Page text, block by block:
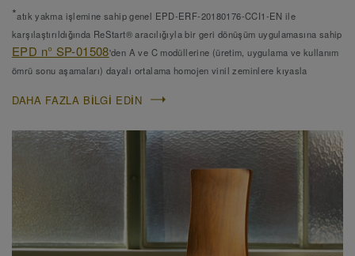
*atık yakma işlemine sahip genel EPD-ERF-20180176-CCI1-EN ile
karşılaştırıldığında ReStart® aracılığıyla bir geri dönüşüm uygulamasına sahip
EPD n° SP-01508'den A ve C modüllerine (üretim, uygulama ve kullanım
ömrü sonu aşamaları) dayalı ortalama homojen vinil zeminlere kıyasla
DAHA FAZLA BILGI EDIN